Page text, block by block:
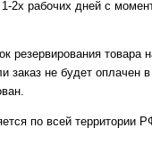
2х рабочих дней с
резервирования товара
заказ не будет оплачен
по всей территории